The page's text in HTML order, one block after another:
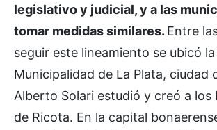
legislativo y judicial, y a las
tomar medidas similares. Entre
seguir este lineamiento se ubicó la
Municipalidad de La Plata, ciudad
Alberto Solari estudió y creó a los
de Ricota. En la capital